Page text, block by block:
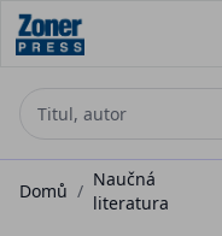
Domů /
Naučná
literatura